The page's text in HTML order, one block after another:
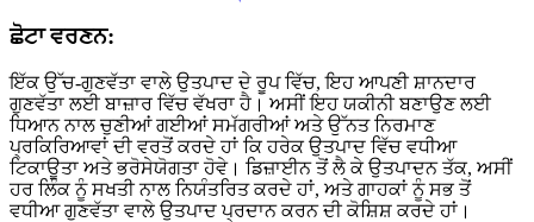
ਛੋਟਾ ਵਰਣਨ:
ਇੱਕ ਉੱਚ-ਗੁਣਵੱਤਾ ਵਾਲੇ ਉਤਪਾਦ ਦੇ ਰੂਪ ਵਿੱਚ, ਇਹ ਆਪਣੀ ਸ਼ਾਨਦਾਰ
ਗੁਣਵੱਤਾ ਲਈ ਬਾਜ਼ਾਰ ਵਿੱਚ ਵੱਖਰਾ ਹੈ। ਅਸੀਂ ਇਹ ਯਕੀਨੀ ਬਣਾਉਣ ਲਈ
ਧਿਆਨ ਨਾਲ ਚੁਣੀਆਂ ਗਈਆਂ ਸਮੱਗਰੀਆਂ ਅਤੇ ਉੱਨਤ ਨਿਰਮਾਣ
ਪ੍ਰਕਿਰਿਆਵਾਂ ਦੀ ਵਰਤੋਂ ਕਰਦੇ ਹਾਂ ਕਿ ਹਰੇਕ ਉਤਪਾਦ ਵਿੱਚ ਵਧੀਆ
ਟਿਕਾਊਤਾ ਅਤੇ ਭਰੋਸੇਯੋਗਤਾ ਹੋਵੇ। ਡਿਜ਼ਾਈਨ ਤੋਂ ਲੈ ਕੇ ਉਤਪਾਦਨ ਤੱਕ, ਅਸੀਂ
ਹਰ ਲਿੰਕ ਨੂੰ ਸਖਤੀ ਨਾਲ ਨਿਯੰਤਰਿਤ ਕਰਦੇ ਹਾਂ, ਅਤੇ ਗਾਹਕਾਂ ਨੂੰ ਸਭ ਤੋਂ
ਵਧੀਆ ਗੁਣਵੱਤਾ ਵਾਲੇ ਉਤਪਾਦ ਪ੍ਰਦਾਨ ਕਰਨ ਦੀ ਕੋਸ਼ਿਸ਼ ਕਰਦੇ ਹਾਂ।